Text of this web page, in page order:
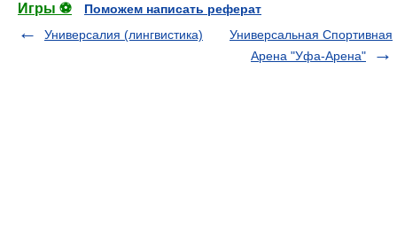
Игры ⚽
Поможем написать реферат
Универсалия (лингвистика)
Универсальная Спортивная
Арена "Уфа-Арена"